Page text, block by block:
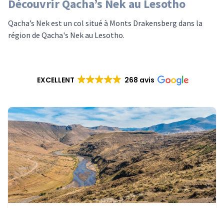
Découvrir Qacha’s Nek au Lesotho
Qacha’s Nek est un col situé à Monts Drakensberg dans la
région de Qacha's Nek au Lesotho.
EXCELLENT 268 avis